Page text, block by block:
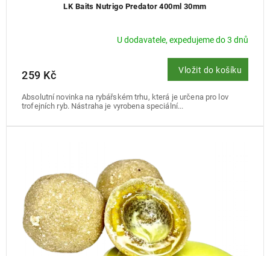
LK Baits Nutrigo Predator 400ml 30mm
U dodavatele, expedujeme do 3 dnů
259 Kč Vložit do košíku
Absolutní novinka na rybářském trhu, která je určena pro lov
trofejních ryb. Nástraha je vyrobena speciální...